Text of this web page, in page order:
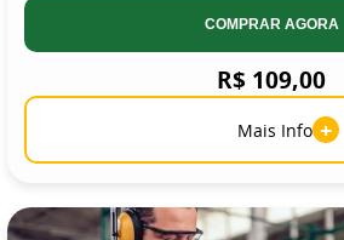
COMPRAR AGORA
R$ 109,00
Mais Info +